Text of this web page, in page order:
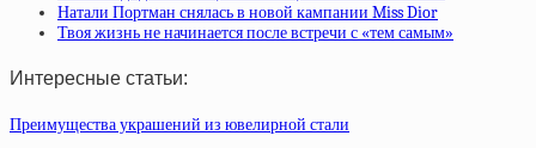
Натали Портман снялась в новой кампании Miss Dior
Твоя жизнь не начинается после встречи с «тем самым»
Интересные статьи:
Преимущества украшений из ювелирной стали